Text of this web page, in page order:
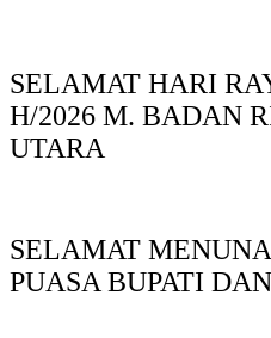
SELAMAT HARI
H/2026 M. BADAN
UTARA
SELAMAT
PUASA BUPATI